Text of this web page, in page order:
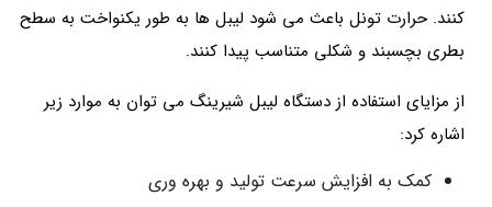
کنند. حرارت تونل باعث می‌ شود لیبل‌ ها به طور یکنواخت به سطح
بطری بچسبند و شکلی متناسب پیدا کنند.
از مزایای استفاده از دستگاه‌ لیبل شیرینگ می توان به موارد زیر
اشاره کرد:
کمک به افزایش سرعت تولید و بهره‌ وری